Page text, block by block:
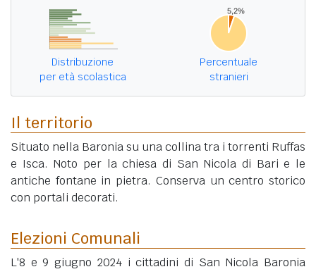
Distribuzione
per età scolastica
Percentuale
stranieri
Il territorio
Situato nella Baronia su una collina tra i torrenti Ruffas
e Isca. Noto per la chiesa di San Nicola di Bari e le
antiche fontane in pietra. Conserva un centro storico
con portali decorati.
Elezioni Comunali
L'8 e 9 giugno 2024 i cittadini di San Nicola Baronia